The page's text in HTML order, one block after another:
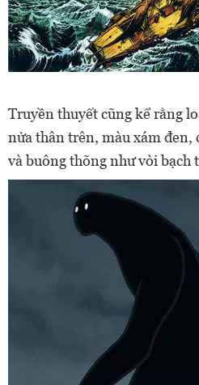
Truyền thuyết cũng kể rằng
nửa thân trên, màu xám đen,
và buông thõng như vòi bạch